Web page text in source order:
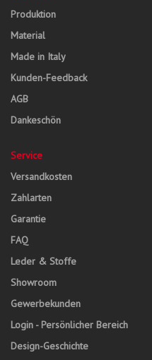
Produktion
Material
Made in Italy
Kunden-Feedback
AGB
Dankeschön
Service
Versandkosten
Zahlarten
Garantie
FAQ
Leder & Stoffe
Showroom
Gewerbekunden
Login - Persönlicher Bereich
Design-Geschichte